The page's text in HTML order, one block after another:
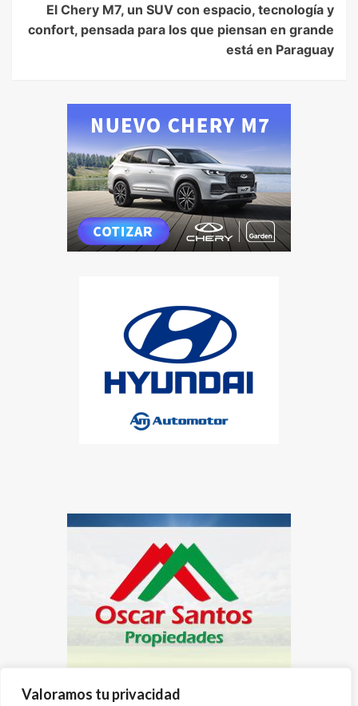
Valoramos tu privacidad
El Chery M7, un SUV con espacio, tecnología y
confort, pensada para los que piensan en grande
está en Paraguay